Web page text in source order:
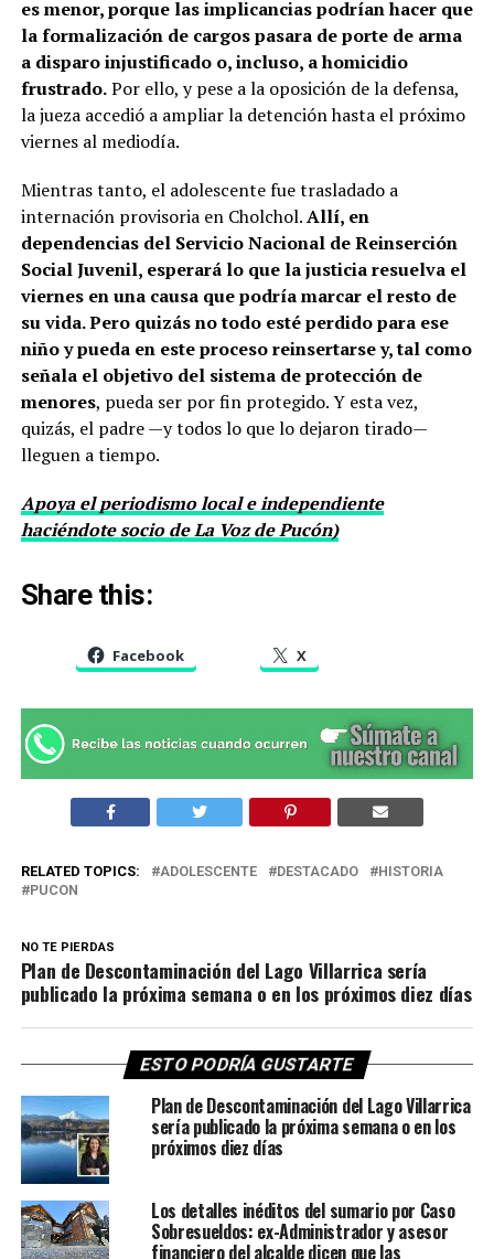
es menor, porque las implicancias podrían hacer que
la formalización de cargos pasara de porte de arma
a disparo injustificado o, incluso, a homicidio
frustrado.Por ello, y pese a la oposición de la defensa,
la jueza accedió a ampliar la detención hasta el próximo
viernes al mediodía.
Mientras tanto, el adolescente fue trasladado a
internación provisoria en Cholchol.Allí, en
dependencias del Servicio Nacional de Reinserción
Social Juvenil, esperará lo que la justicia resuelva el
viernes en una causa que podría marcar el resto de
su vida. Pero quizás no todo esté perdido para ese
niño y pueda en este proceso reinsertarse y, tal como
señala el objetivo del sistema de protección de
menores, pueda ser por fin protegido. Y esta vez,
quizás, el padre —y todos lo que lo dejaron tirado—
lleguen a tiempo.
Apoya el periodismo local e independiente
haciéndote socio de La Voz de Pucón)
Share this:
Facebook X
RELATED TOPICS: ADOLESCENTE DESTACADO
HISTORIA
PUCON
NO TE PIERDAS
Plan de Descontaminación del Lago Villarrica sería
publicado la próxima semana o en los próximos diez días
ESTO PODRÍA GUSTARTE
Plan de Descontaminación del Lago Villarrica
sería publicado la próxima semana o en los
próximos diez días
Los detalles inéditos del sumario por Caso
Sobresueldos: ex-Administrador y asesor
financiero del alcalde dicen que las